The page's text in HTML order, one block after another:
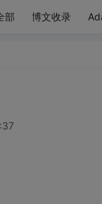
部 博文收录